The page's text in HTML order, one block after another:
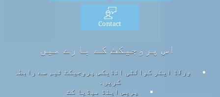
Contact
اس پروجیکٹ کے بارے میں
ورلڈ ایئر کوالٹی انڈیکس پروجیکٹ ٹیم سے رابطہ
کریں۔
پریس اینڈ میڈیا کٹ